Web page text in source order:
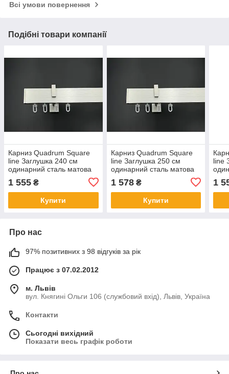
Всі умови повернення
Подібні товари компанії
Карниз Quadrum Square
line Заглушка 240 см
одинарний сталь матова
1 555 ₴
Купити
Карниз Quadrum Square
line Заглушка 250 см
одинарний сталь матова
1 578₴
Купити
line
1
Про нас
97% позитивних з 98 відгуків за рік
Працює з 07.02.2012
м. Львів
вул. Княгині Ольги 106 (службовий вхід), Львів, Україна
Контакти
Сьогодні вихідний
Показати весь графік роботи